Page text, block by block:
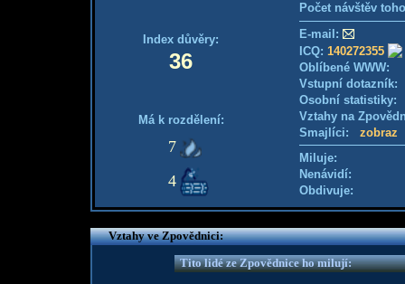
Index důvěry:
36
Má k rozdělení:
7
4
Počet návštěv
E-mail:
ICQ: 140272355
Oblíbené WWW:
Vstupní
Osobní
Vztahy na
Smajlíci: zobraz
Miluje:
Nenávidí:
Obdivuje:
Vztahy ve Zpovědnici:
Tito lidé ze Zpovědnice ho milují: